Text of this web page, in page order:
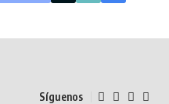
Síguenos